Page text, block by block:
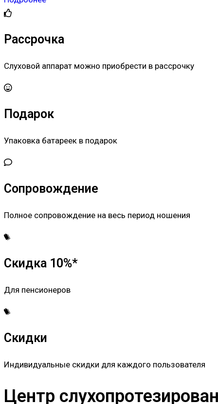
Рассрочка
Слуховой аппарат можно приобрести в рассрочку
Подарок
Упаковка батареек в подарок
Сопровождение
Полное сопровождение на весь период ношения
Скидка 10%*
Для пенсионеров
Скидки
Индивидуальные скидки для каждого пользователя
Центр